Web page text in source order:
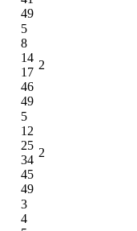
49
5
8
14
17
46
49
2
5
12
25
34
45
49
2
3
4